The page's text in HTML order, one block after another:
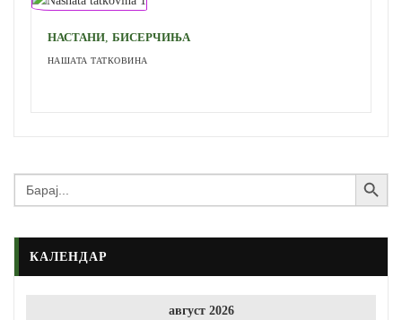
НАСТАНИ, БИСЕРЧИЊА
НАШАТА ТАТКОВИНА
Search
for:
Search Button
КАЛЕНДАР
август 2026